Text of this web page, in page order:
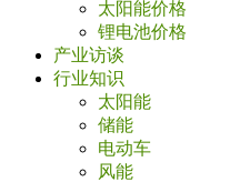
太阳能价格
锂电池价格
产业访谈
行业知识
太阳能
储能
电动车
风能